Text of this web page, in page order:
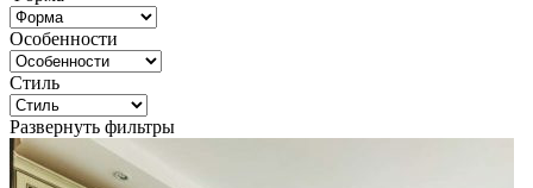
Особенности
Стиль
Развернуть фильтры